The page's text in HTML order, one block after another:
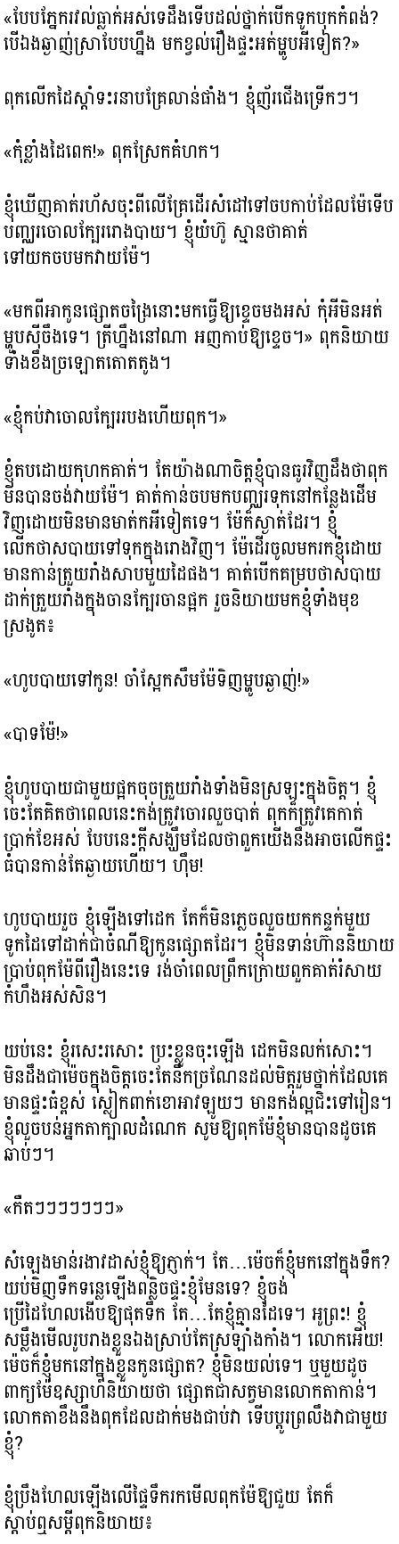
«បែបភ្នែករវល់ធ្លាក់អស់ទេដឹងទើបដល់ថ្នាក់បើកទូកបុកកំពង់?
បើឯងឆ្ងាញ់ស្រាបែបហ្នឹង មកខ្វល់រឿងផ្ទះអត់ម្ហូបអីទៀត?»
ពុកលើកដៃស្តាំទះរនាបគ្រែលាន់ផាំង។ ខ្ញុំញ័រជើងទ្រើកៗ។
«កុំខ្លាំងដៃពេក!» ពុកស្រែកគំហក។
ខ្ញុំឃើញគាត់រហ័សចុះពីលើគ្រែដើរសំដៅទៅចបកាប់ដែលម៉ែទើប
បញ្ឈរចោលក្បែររោងបាយ។ ខ្ញុំយំហ៊ូ ស្មានថាគាត់
ទៅយកចបមកវាយម៉ែ។
«មកពីអាកូនផ្សោតចង្រៃនោះមកធ្វើឱ្យខ្ទេចមងអស់ កុំអីមិនអត់
ម្ហូបស៊ីចឹងទេ។ ត្រីហ្នឹងនៅណា អញកាប់ឱ្យខ្ទេច។» ពុកនិយាយ
ទាំងខឹងច្រឡោតតោតតូង។
«ខ្ញុំកប់វាចោលក្បែររបងហើយពុក។»
ខ្ញុំតបដោយកុហកគាត់។ តែយ៉ាងណាចិត្តខ្ញុំបានធូរវិញដឹងថាពុក
មិនបានចង់វាយម៉ែ។ គាត់កាន់ចបមកបញ្ឈរទុកនៅកន្លែងដើម
វិញដោយមិនមានមាត់កអីទៀតទេ។ ម៉ែក៏ស្ងាត់ដែរ។ ខ្ញុំ
លើកថាសបាយទៅទុកក្នុងរោងវិញ។ ម៉ែដើរចូលមករកខ្ញុំដោយ
មានកាន់ត្រួយរាំងសាបមួយដៃផង។ គាត់បើកគម្របថាសបាយ
ដាក់ត្រួយរាំងក្នុងចានក្បែរចានផ្អក រួចនិយាយមកខ្ញុំទាំងមុខ
ស្រងូត៖
«ហូបបាយទៅកូន! ចាំស្អែកសឹមម៉ែទិញម្ហូបឆ្ងាញ់!»
«បាទម៉ែ!»
ខ្ញុំហូបបាយជាមួយផ្អកចុចត្រួយរាំងទាំងមិនស្រឡះក្នុងចិត្ត។ ខ្ញុំ
ចេះតែគិតថាពេលនេះកង់ត្រូវចោរលួចបាត់ ពុកក៏ត្រូវគេកាត់
ប្រាក់ខែអស់ បែបនេះក្តីសង្ឃឹមដែលថាពួកយើងនឹងអាចលើកផ្ទះ
ធំបានកាន់តែឆ្ងាយហើយ។ ហ៊ឹម!
ហូបបាយរួច ខ្ញុំឡើងទៅដេក តែក៏មិនភ្លេចលួចយកកន្ទក់មួយ
ទូកដៃទៅដាក់ជាចំណីឱ្យកូនផ្សោតដែរ។ ខ្ញុំមិនទាន់ហ៊ាននិយាយ
ប្រាប់ពុកម៉ែពីរឿងនេះទេ រង់ចាំពេលព្រឹកក្រោយពួកគាត់រំសាយ
កំហឹងអស់សិន។
យប់នេះ ខ្ញុំរសេះរសោះ ប្រះខ្លួនចុះឡើង ដេកមិនលក់សោះ។
មិនដឹងជាម៉េចក្នុងចិត្តចេះតែនឹកច្រណែនដល់មិត្តរួមថ្នាក់ដែលគេ
មានផ្ទះធំខ្ពស់ ស្លៀកពាក់ខោអាវឡូយៗ មានកង់ល្អជិះទៅរៀន។
ខ្ញុំលួចបន់អ្នកតាក្បាលដំណេក សូមឱ្យពុកម៉ែខ្ញុំមានបានដូចគេ
ឆាប់ៗ។
«កឺតៗៗៗៗៗៗៗ»
សំឡេងមាន់រងាវដាស់ខ្ញុំឱ្យភ្ញាក់។ តែ…ម៉េចក៏ខ្ញុំមកនៅក្នុងទឹក?
យប់មិញទឹកទន្លេឡើងពន្លិចផ្ទះខ្ញុំមែនទេ? ខ្ញុំចង់
ប្រើដៃហែលងើបឱ្យផុតទឹក តែ…តែខ្ញុំគ្មានដៃទេ។​ អូព្រះ! ខ្ញុំ
សម្លឹងមើលរូបរាងខ្លួនឯងស្រាប់តែស្រឡាំងកាំង។ លោកអើយ!
ម៉េចក៏ខ្ញុំមកនៅក្នុងខ្លួនកូនផ្សោត? ខ្ញុំមិនយល់ទេ។ ឬមួយដូច
ពាក្យម៉ែឧស្សាហ៍និយាយថា ផ្សោតជាសត្វមានលោកតាកាន់។
លោកតាខឹងនឹងពុកដែលដាក់មងជាប់វា ទើបប្តូរព្រលឹងវាជាមួយ
ខ្ញុំ?
ខ្ញុំប្រឹងហែលឡើងលើផ្ទៃទឹករកមើលពុកម៉ែឱ្យជួយ តែក៏
ស្តាប់ឮសម្តីពុកនិយាយ៖